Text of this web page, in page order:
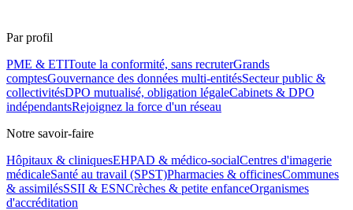
Par profil
PME & ETIToute la conformité, sans recruterGrands
comptesGouvernance des données multi-entitésSecteur public &
collectivitésDPO mutualisé, obligation légaleCabinets & DPO
indépendantsRejoignez la force d'un réseau
Notre savoir-faire
Hôpitaux & cliniquesEHPAD & médico-socialCentres d'imagerie
médicaleSanté au travail (SPST)Pharmacies & officinesCommunes
& assimilésSSII & ESNCrèches & petite enfanceOrganismes
d'accréditation